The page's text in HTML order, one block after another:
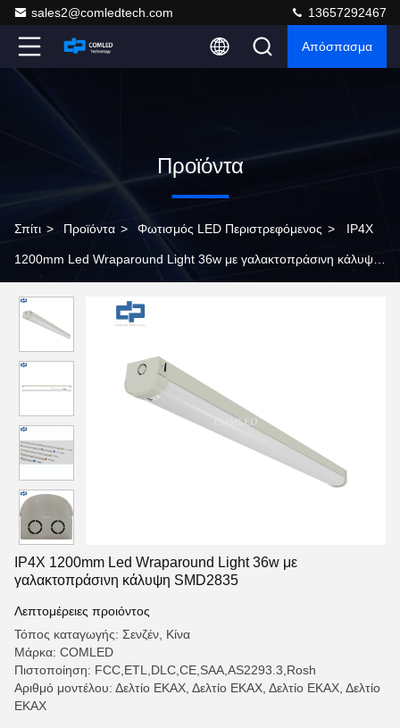
sales2@comledtech.com 13657292467
Απόσπασμα
Προϊόντα
Σπίτι > Προϊόντα > Φωτισμός LED Περιστρεφόμενος > IP4X
1200mm Led Wraparound Light 36w με γαλακτοπράσινη κάλυψη
IP4X 1200mm Led Wraparound Light 36w με
γαλακτοπράσινη κάλυψη SMD2835
Λεπτομέρειες προιόντος
Τόπος καταγωγής: Σενζέν, Κίνα
Μάρκα: COMLED
Πιστοποίηση: FCC,ETL,DLC,CE,SAA,AS2293.3,Rosh
Αριθμό μοντέλου: Δελτίο ΕΚΑΧ, Δελτίο ΕΚΑΧ, Δελτίο ΕΚΑΧ, Δελτίο
ΕΚΑΧ